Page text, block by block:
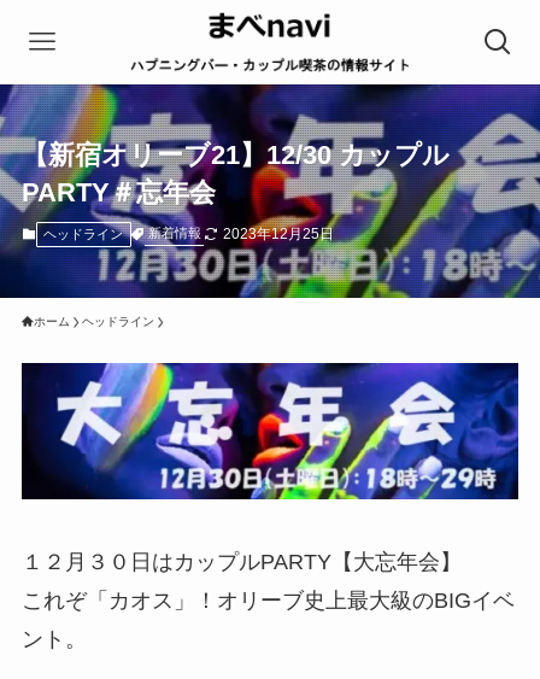
【新宿オリーブ21】12/30 カップル
PARTY＃忘年会
ヘッドライン 新着情報 2023年12月25日
ホーム ヘッドライン
１２月３０日はカップルPARTY【大忘年会】
これぞ「カオス」！オリーブ史上最大級のBIGイベ
ント。